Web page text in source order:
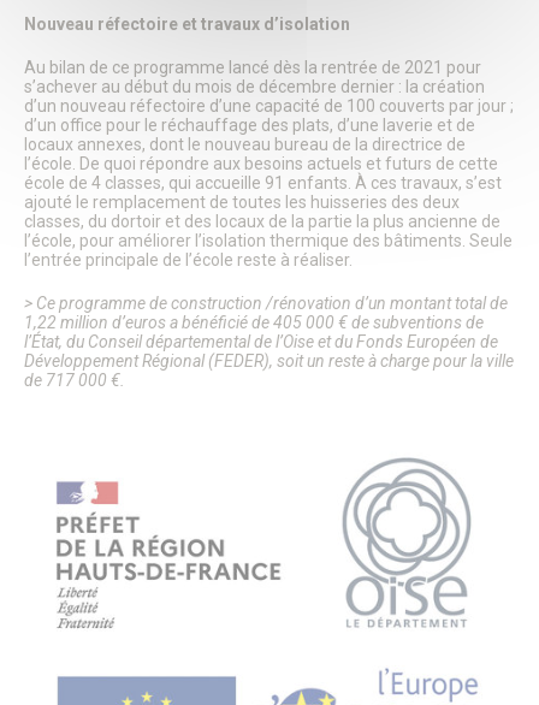
Le Salon des seniors
Santé & Solidarité
Les Parcours du Cœur
Annuaire APRES
Action sociale
Les permanences de médiation
Hôpital – GHPSO
Associations d’entraide
Annuaire des professionnels de santé
Formulaire de création ou de mise à jour des professions
de santé
Le Téléthon à Senlis
Plan canicule
Semaine de l’information sur la Santé Mentale (SISM)
Octobre Rose
Influenza Aviaire
Pass’ famille
CCAS
Délibérations du CCAS
CULTURE, SPORT & LOISIRS
Culture
Évènements culturels
Pays d’Art & d’Histoire
Senlis, ville de cinéma
Nouveau réfectoire et travaux d’isolation
Au bilan de ce programme lancé dès la rentrée de 2021 pour
s’achever au début du mois de décembre dernier : la création
d’un nouveau réfectoire d’une capacité de 100 couverts par jour ;
d’un office pour le réchauffage des plats, d’une laverie et de
locaux annexes, dont le nouveau bureau de la directrice de
l’école. De quoi répondre aux besoins actuels et futurs de cette
école de 4 classes, qui accueille 91 enfants. À ces travaux, s’est
ajouté le remplacement de toutes les huisseries des deux
classes, du dortoir et des locaux de la partie la plus ancienne de
l’école, pour améliorer l’isolation thermique des bâtiments. Seule
l’entrée principale de l’école reste à réaliser.
> Ce programme de construction /rénovation d’un montant total de
1,22 million d’euros a bénéficié de 405 000 € de subventions de
l’État, du Conseil départemental de l’Oise et du Fonds Européen de
Développement Régional (FEDER), soit un reste à charge pour la ville
de 717 000 €.